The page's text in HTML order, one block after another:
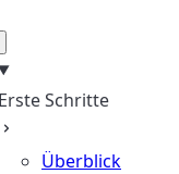
Erste Schritte
Überblick